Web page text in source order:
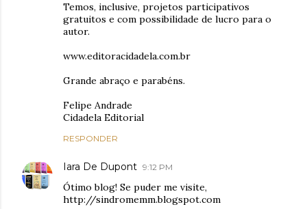
Temos, inclusive, projetos participativos
gratuitos e com possibilidade de lucro para o
autor.
www.editoracidadela.com.br
Grande abraço e parabéns.
Felipe Andrade
Cidadela Editorial
RESPONDER
Iara De Dupont 9:12 PM
Ótimo blog! Se puder me visite,
http://sindromemm.blogspot.com